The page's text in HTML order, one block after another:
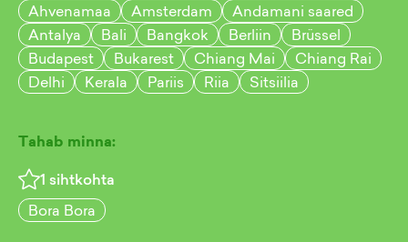
Ahvenamaa
Amsterdam
Andamani saared
Antalya
Bali Bangkok Berliin
Brüssel
Budapest
Bukarest Chiang Mai
Chiang Rai
Delhi
Kerala Pariis Riia Sitsiilia
Tahab minna:
1 sihtkohta
Bora Bora